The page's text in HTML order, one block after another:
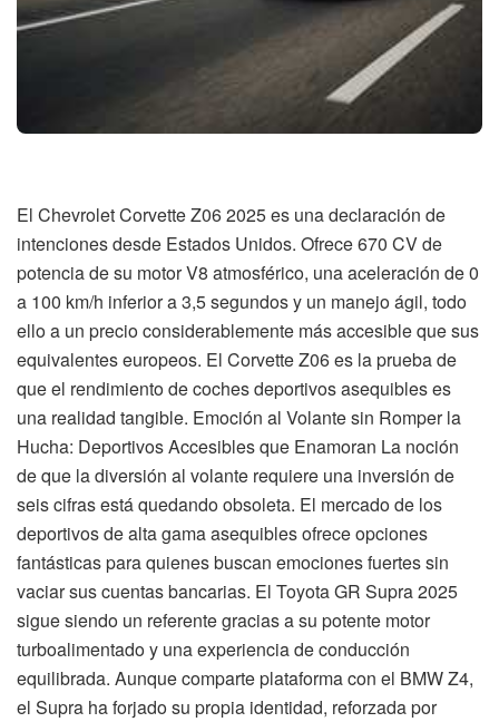
El Chevrolet Corvette Z06 2025 es una declaración de
intenciones desde Estados Unidos. Ofrece 670 CV de
potencia de su motor V8 atmosférico, una aceleración de 0
a 100 km/h inferior a 3,5 segundos y un manejo ágil, todo
ello a un precio considerablemente más accesible que sus
equivalentes europeos. El Corvette Z06 es la prueba de
que el rendimiento de coches deportivos asequibles es
una realidad tangible. Emoción al Volante sin Romper la
Hucha: Deportivos Accesibles que Enamoran La noción
de que la diversión al volante requiere una inversión de
seis cifras está quedando obsoleta. El mercado de los
deportivos de alta gama asequibles ofrece opciones
fantásticas para quienes buscan emociones fuertes sin
vaciar sus cuentas bancarias. El Toyota GR Supra 2025
sigue siendo un referente gracias a su potente motor
turboalimentado y una experiencia de conducción
equilibrada. Aunque comparte plataforma con el BMW Z4,
el Supra ha forjado su propia identidad, reforzada por